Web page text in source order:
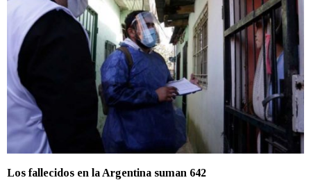
Los fallecidos en la Argentina suman 642